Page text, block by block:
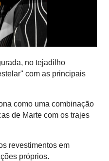
no tejadilho
com as principais
como uma combinação
de Marte com os trajes
revestimentos em
próprios.